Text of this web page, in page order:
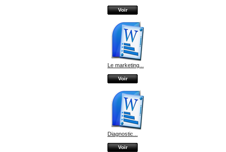
Voir
Le marketing...
Voir
Diagnostic...
Voir